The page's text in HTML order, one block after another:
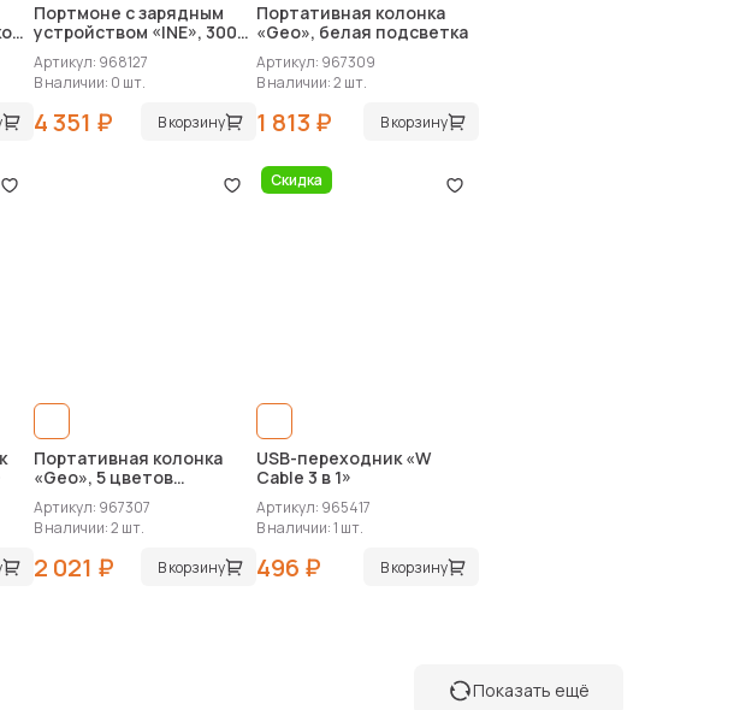
Портмоне с зарядным
устройством «INE», 3000
mAh
Артикул: 968127
В наличии: 0 шт.
4 351 ₽ В корзину
Портативная колонка
«Geo», белая подсветка
Артикул: 967309
В наличии: 2 шт.
1 813 ₽ В корзину
Портативная колонка
«Geo», 5 цветов
подсветки
Артикул: 967307
В наличии: 2 шт.
2 021 ₽ В корзину
Скидка
USB-переходник «W
Cable 3 в 1»
Артикул: 965417
В наличии: 1 шт.
496 ₽ В корзину
Показать ещё